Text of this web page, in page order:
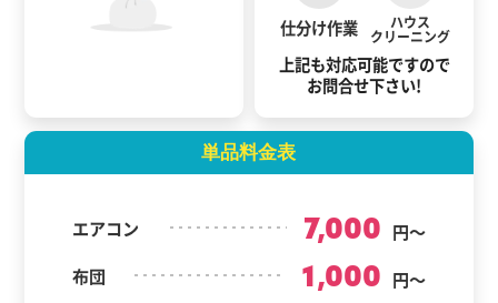
仕分け作業 ハウス
クリーニング
上記も対応可能ですので
お問合せ下さい!
単品料金表
エアコン 7,000 円～
布団
1,000 円～